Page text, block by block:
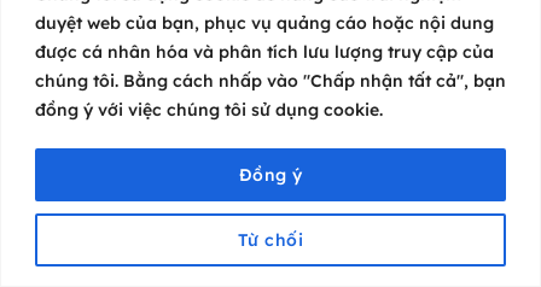
duyệt web của bạn, phục vụ quảng cáo hoặc nội dung
được cá nhân hóa và phân tích lưu lượng truy cập của
chúng tôi. Bằng cách nhấp vào "Chấp nhận tất cả", bạn
đồng ý với việc chúng tôi sử dụng cookie.
Từ chối
Đồng ý
tăng tính thuyết phục cho bài viết. Hy vọng những kiến
thức trên sẽ giúp bạn viết bài viết quảng cáo hiệu quả
và thu hút được nhiều khách hàng.
Xem thêm:
Mẫubài viết quảng cáo yến sàohấp dẫn, thu hút
99+Mẫu Stt quảng cáo kem chống nắngdễ “chốt
Trang chủ Menu Video Cộng đồng Hỗ trợ Liên hệ